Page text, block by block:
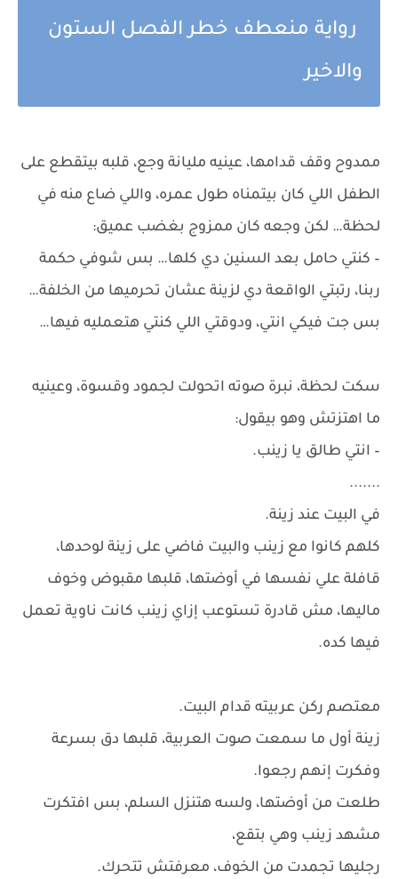
رواية منعطف خطر الفصل الستون
والاخير
ممدوح وقف قدامها، عينيه مليانة وجع، قلبه بيتقطع على
الطفل اللي كان بيتمناه طول عمره، واللي ضاع منه في
لحظة… لكن وجعه كان ممزوج بغضب عميق:
– كنتي حامل بعد السنين دي كلها… بس شوفي حكمة
ربنا، رتبتي الواقعة دي لزينة عشان تحرميها من الخلفة…
بس جت فيكي انتي، ودوقتي اللي كنتي هتعمليه فيها…
سكت لحظة، نبرة صوته اتحولت لجمود وقسوة، وعينيه
ما اهتزتش وهو بيقول:
– انتي طالق يا زينب.
.......
في البيت عند زينة.
كلهم كانوا مع زينب والبيت فاضي على زينة لوحدها،
قافلة علي نفسها في أوضتها، قلبها مقبوض وخوف
ماليها، مش قادرة تستوعب إزاي زينب كانت ناوية تعمل
فيها كده.
معتصم ركن عربيته قدام البيت.
زينة أول ما سمعت صوت العربية، قلبها دق بسرعة
وفكرت إنهم رجعوا.
طلعت من أوضتها، ولسه هتنزل السلم، بس افتكرت
مشهد زينب وهي بتقع،
رجليها تجمدت من الخوف، معرفتش تتحرك.